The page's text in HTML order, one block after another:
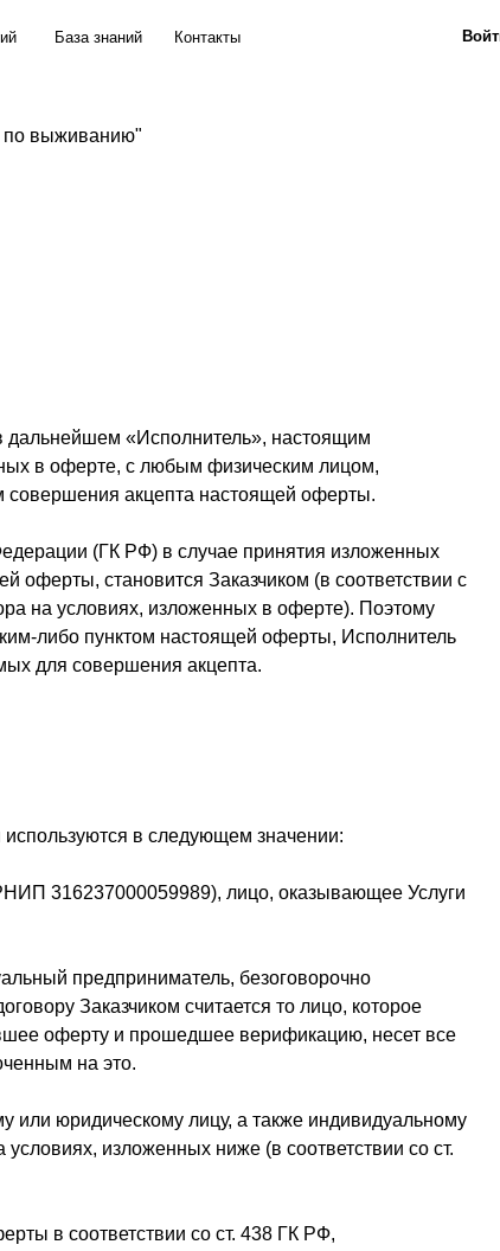
Контакты Библиотека
по выживанию"
«Исполнитель», настоящим
в оферте, с любым физическим лицом,
акцепта настоящей оферты.
(ГК РФ) в случае принятия изложенных
оферты, становится Заказчиком (в соответствии с
на условиях, изложенных в оферте). Поэтому
либо пунктом настоящей оферты, Исполнитель
для совершения акцепта.
в следующем значении:
316237000059989), лицо, оказывающее Услуги
предприниматель, безоговорочно
Заказчиком считается то лицо, которое
оферту и прошедшее верификацию, несет все
на это.
юридическому лицу, а также индивидуальному
изложенных ниже (в соответствии со ст.
в соответствии со ст. 438 ГК РФ,